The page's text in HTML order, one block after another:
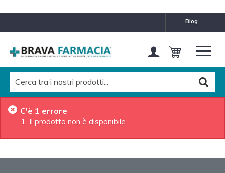
blog
C'è 1 errore
Il prodotto non è disponibile.